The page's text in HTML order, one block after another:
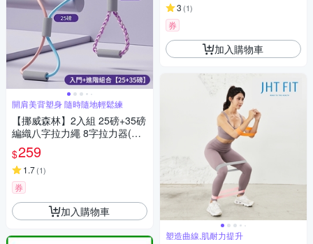
開肩美背塑身 隨時隨地輕鬆練
【挪威森林】2入組 25磅+35磅
編織八字拉力繩 8字拉力器(開
肩美背 8字拉力帶 皮拉提斯健
身器)
$259
1.7(1)
券
加入購物車
3 (1)
券
加入購物車
塑造曲線,肌耐力提升